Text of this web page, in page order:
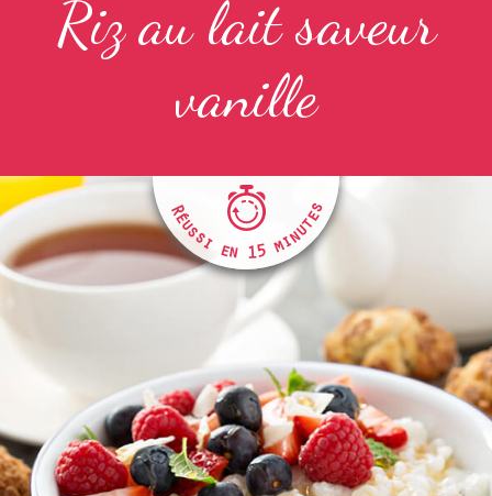
Riz au lait saveur
vanille
R
é
u
s
si en 15 minu
t
e
s